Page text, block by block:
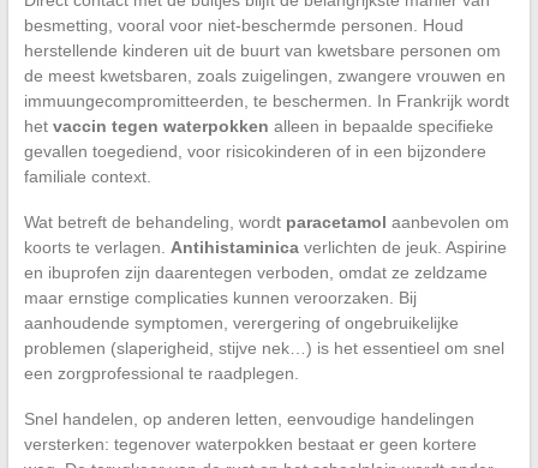
besmetting, vooral voor niet-beschermde personen. Houd
herstellende kinderen uit de buurt van kwetsbare personen om
de meest kwetsbaren, zoals zuigelingen, zwangere vrouwen en
immuungecompromitteerden, te beschermen. In Frankrijk wordt
het vaccin tegen waterpokken alleen in bepaalde specifieke
gevallen toegediend, voor risicokinderen of in een bijzondere
familiale context.
Wat betreft de behandeling, wordt paracetamol aanbevolen om
koorts te verlagen. Antihistaminicaverlichten de jeuk. Aspirine
en ibuprofen zijn daarentegen verboden, omdat ze zeldzame
maar ernstige complicaties kunnen veroorzaken. Bij
aanhoudende symptomen, verergering of ongebruikelijke
problemen (slaperigheid, stijve nek…) is het essentieel om snel
een zorgprofessional te raadplegen.
Snel handelen, op anderen letten, eenvoudige handelingen
versterken: tegenover waterpokken bestaat er geen kortere